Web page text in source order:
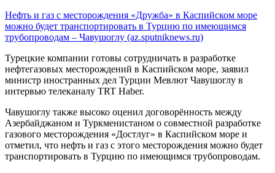
Нефть и газ с месторождения «Дружба» в Каспийском море
можно будет транспортировать в Турцию по имеющимся
трубопроводам – Чавушоглу (az.sputniknews.ru)
Турецкие компании готовы сотрудничать в разработке
нефтегазовых месторождений в Каспийском море, заявил
министр иностранных дел Турции Мевлют Чавушоглу в
интервью телеканалу TRT Haber.
Чавушоглу также высоко оценил договорённость между
Азербайджаном и Туркменистаном о совместной разработке
газового месторождения «Достлуг» в Каспийском море и
отметил, что нефть и газ с этого месторождения можно будет
транспортировать в Турцию по имеющимся трубопроводам.